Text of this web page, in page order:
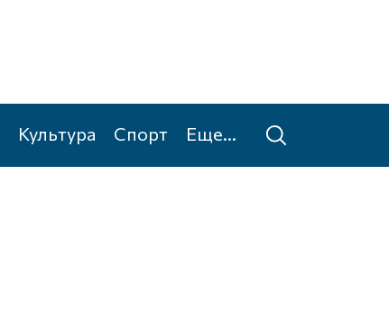
Культура Спорт Еще...